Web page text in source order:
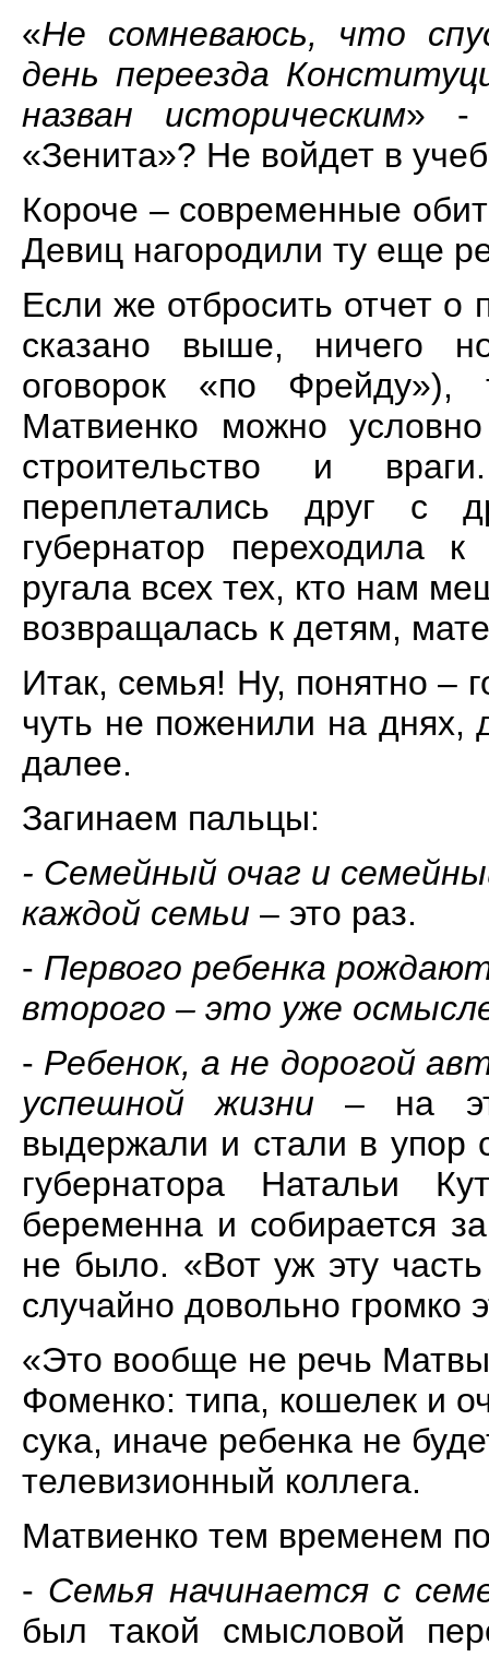
«Не сомневаюсь, что
день переезда
назван историческим» -
«Зенита»? Не войдет в
Короче – современные
Девиц нагородили ту еще
Если же отбросить отчет о
сказано выше, ничего
оговорок «по Фрейду»),
Матвиенко можно
строительство и
переплетались друг с
губернатор переходила
ругала всех тех, кто нам
возвращалась к детям,
Итак, семья! Ну, понятно –
чуть не поженили на днях,
далее.
Загинаем пальцы:
- Семейный очаг и
каждой семьи – это раз.
- Первого ребенка
второго – это уже
- Ребенок, а не дорогой
успешной жизни – на
выдержали и стали в упор
губернатора Натальи
беременна и собирается
не было. «Вот уж эту
случайно довольно громко
«Это вообще не речь
Фоменко: типа, кошелек и
сука, иначе ребенка не
телевизионный коллега.
Матвиенко тем временем
- Семья начинается с
был такой смысловой